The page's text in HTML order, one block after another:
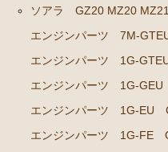
マークⅡ クレスタ チェ
月迄
エンジンパーツ 1G-
月迄
ソアラ GZ20 MZ20 MZ21
エンジンパーツ 7M-
エンジンパーツ 1G-
エンジンパーツ 1G-
エンジンパーツ 1G-EU
エンジンパーツ 1G-FE